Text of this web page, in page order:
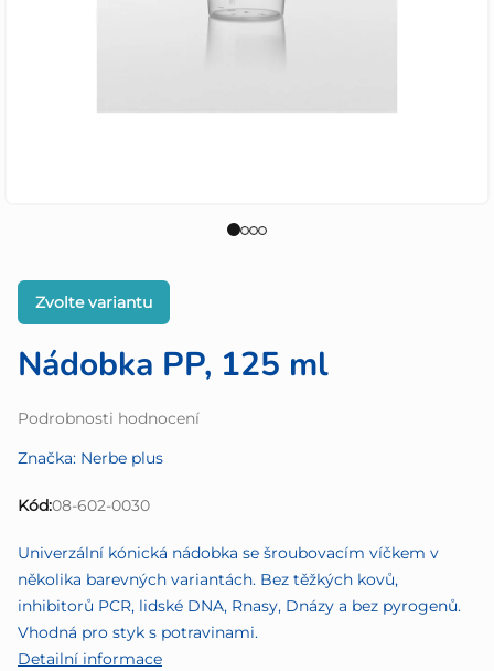
Nádobka PP, 125 ml
Průměrné
produktu
0,0
hvězdiček.
Podrobnosti hodnocení
Značka: Nerbe plus
Kód:08-602-0030
Zvolte variantu
Univerzální kónická nádobka se šroubovacím víčkem v
několika barevných variantách. Bez těžkých kovů,
inhibitorů PCR, lidské DNA, Rnasy, Dnázy a bez pyrogenů.
Vhodná pro styk s potravinami.
Detailní informace